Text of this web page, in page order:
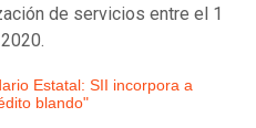
de servicios entre el 1
Estatal: SII incorpora a
blando"